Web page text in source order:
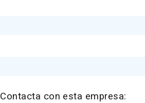
Contacta con esta empresa: